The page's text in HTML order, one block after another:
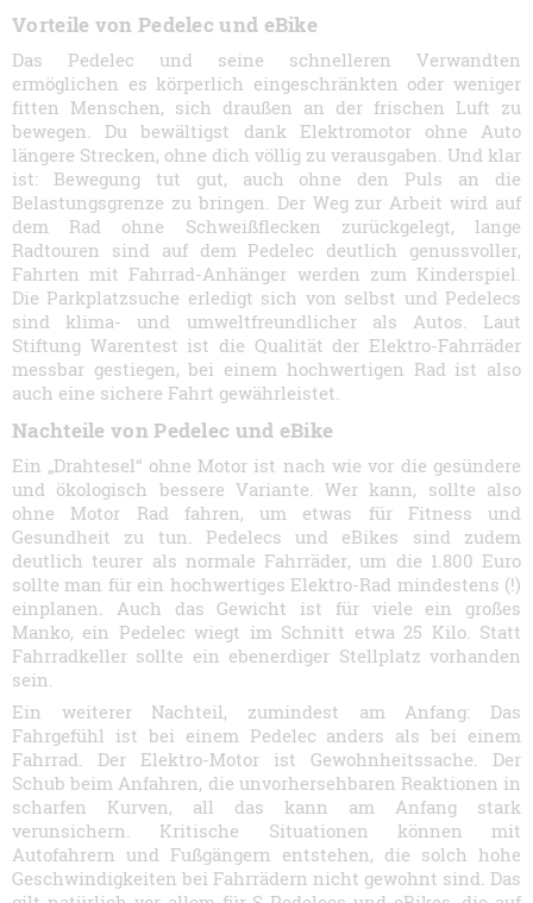
Vorteile von Pedelec und eBike
Das Pedelec und seine schnelleren Verwandten
ermöglichen es körperlich eingeschränkten oder weniger
fitten Menschen, sich draußen an der frischen Luft zu
bewegen. Du bewältigst dank Elektromotor ohne Auto
längere Strecken, ohne dich völlig zu verausgaben. Und klar
ist: Bewegung tut gut, auch ohne den Puls an die
Belastungsgrenze zu bringen. Der Weg zur Arbeit wird auf
dem Rad ohne Schweißflecken zurückgelegt, lange
Radtouren sind auf dem Pedelec deutlich genussvoller,
Fahrten mit Fahrrad-Anhänger werden zum Kinderspiel.
Die Parkplatzsuche erledigt sich von selbst und Pedelecs
sind klima- und umweltfreundlicher als Autos. Laut
Stiftung Warentest ist die Qualität der Elektro-Fahrräder
messbar gestiegen, bei einem hochwertigen Rad ist also
auch eine sichere Fahrt gewährleistet.
Nachteile von Pedelec und eBike
Ein „Drahtesel“ ohne Motor ist nach wie vor die gesündere
und ökologisch bessere Variante. Wer kann, sollte also
ohne Motor Rad fahren, um etwas für Fitness und
Gesundheit zu tun. Pedelecs und eBikes sind zudem
deutlich teurer als normale Fahrräder, um die 1.800 Euro
sollte man für ein hochwertiges Elektro-Rad mindestens (!)
einplanen. Auch das Gewicht ist für viele ein großes
Manko, ein Pedelec wiegt im Schnitt etwa 25 Kilo. Statt
Fahrradkeller sollte ein ebenerdiger Stellplatz vorhanden
sein.
Ein weiterer Nachteil, zumindest am Anfang: Das
Fahrgefühl ist bei einem Pedelec anders als bei einem
Fahrrad. Der Elektro-Motor ist Gewohnheitssache. Der
Schub beim Anfahren, die unvorhersehbaren Reaktionen in
scharfen Kurven, all das kann am Anfang stark
verunsichern. Kritische Situationen können mit
Autofahrern und Fußgängern entstehen, die solch hohe
Geschwindigkeiten bei Fahrrädern nicht gewohnt sind. Das